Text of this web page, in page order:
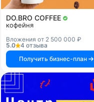
DO.BRO COFFEE
кофейня
Вложения от 2 500 000 ₽
5.0
4 отзыва
Получить бизнес-план